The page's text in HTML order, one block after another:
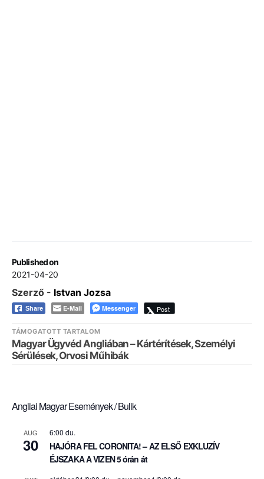
Published on
2021-04-20
Szerző - Istvan Jozsa
Share E-Mail Messenger Post
TÁMOGATOTT TARTALOM
Magyar Ügyvéd Angliában – Kártérítések, Személyi
Sérülések, Orvosi Műhibák
Angliai Magyar Események / Bulik
AUG
30
6:00 du.
HAJÓRA FEL CORONITA! – AZ ELSŐ EXKLUZÍV
ÉJSZAKA A VIZEN 5 órán át